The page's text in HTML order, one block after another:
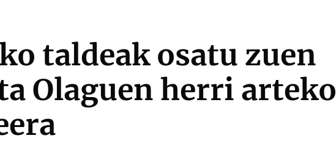
taldeak osatu zuen
Olaguen herri arteko